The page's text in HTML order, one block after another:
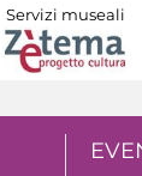
Servizi museali